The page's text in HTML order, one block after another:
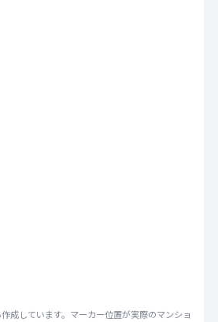
成しています。マーカー位置が実際のマンショ